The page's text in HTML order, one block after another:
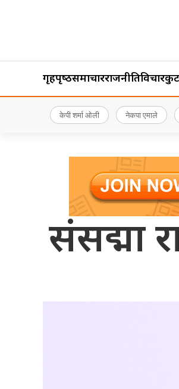
गृहपृष्‍ठसमाचारराजनीतिविचार
केपी शर्मा ओली नेकपा एमाले
संसद्मा